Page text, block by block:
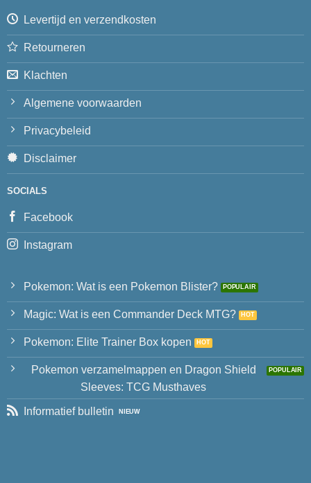
Levertijd en verzendkosten
Retourneren
Klachten
Algemene voorwaarden
Privacybeleid
Disclaimer
SOCIALS
Facebook
Instagram
Pokemon: Wat is een Pokemon Blister?
Magic: Wat is een Commander Deck MTG?
Pokemon: Elite Trainer Box kopen
Pokemon verzamelmappen en Dragon Shield
Sleeves: TCG Musthaves
Informatief bulletin